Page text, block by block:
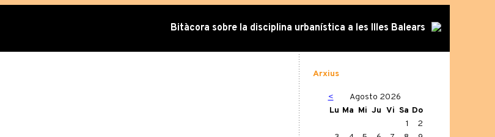
Bitàcora sobre la disciplina urbanística a les Illes Balears
Arxius
<
Agosto 2026
Lu Ma Mi Ju Vi Sa Do
1
2